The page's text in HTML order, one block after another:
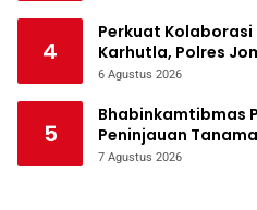
4
Perkuat
Karhutla, Polres
Bencana
6 Agustus 2026
5
Bhabinkamtibmas
Peninjauan
Mendukung
7 Agustus 2026